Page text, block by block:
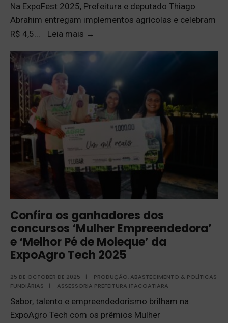
Na ExpoFest 2025, Prefeitura e deputado Thiago
Abrahim entregam implementos agrícolas e celebram
R$ 4,5
Leia mais →
Confira os ganhadores dos
concursos ‘Mulher Empreendedora’
e ‘Melhor Pé de Moleque’ da
ExpoAgro Tech 2025
25 DE OCTOBER DE 2025 |
PRODUÇÃO, ABASTECIMENTO & POLÍTICAS
FUNDIÁRIAS
| ASSESSORIA PREFEITURA ITACOATIARA
Sabor, talento e empreendedorismo brilham na
ExpoAgro Tech com os prêmios Mulher